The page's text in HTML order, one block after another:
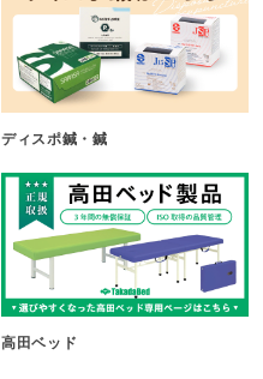
ディスポ鍼・鍼
高田ベッド